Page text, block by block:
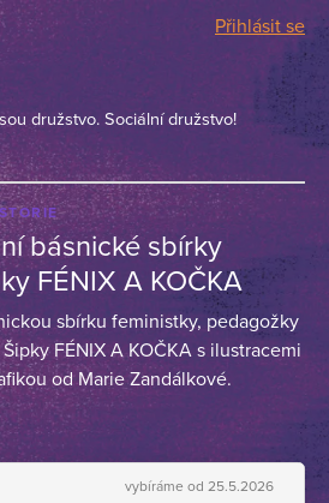
Přihlásit se
družstvo. Sociální družstvo!
básnické sbírky
FÉNIX A KOČKA
sbírku feministky, pedagožky
FÉNIX A KOČKA s ilustracemi
od Marie Zandálkové.
vybíráme od 25.5.2026